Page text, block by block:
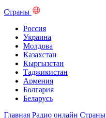
Страны
Россия
Украина
Молдова
Казахстан
Кыргызстан
Таджикистан
Армения
Болгария
Беларусь
Главная Радио онлайн Страны